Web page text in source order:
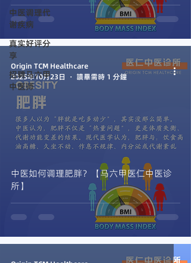
中医调理代
谢疾病
真实好评分
享
招聘马六甲
中医师
中医如何调理肥胖？【马六甲医仁中医诊
所】
Origin TCM Healthcare
2025年10月23日
讀畢需時 1 分鐘